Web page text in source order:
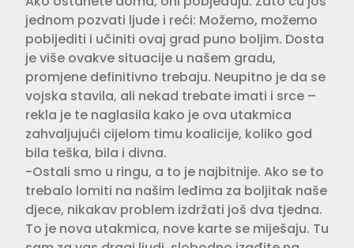
jednom pozvati ljude i reći: Možemo, možemo
pobijediti i učiniti ovaj grad puno boljim. Dosta
je više ovakve situacije u našem gradu,
promjene definitivno trebaju. Neupitno je da se
vojska stavila, ali nekad trebate imati i srce –
rekla je te naglasila kako je ova utakmica
zahvaljujući cijelom timu koalicije, koliko god
bila teška, bila i divna.
-Ostali smo u ringu, a to je najbitnije. Ako se to
trebalo lomiti na našim leđima za boljitak naše
djece, nikakav problem izdržati još dva tjedna.
To je nova utakmica, nove karte se miješaju. Tu